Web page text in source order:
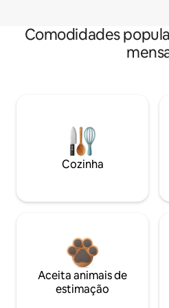
Comodidades
Cozinha
Aceita animais de
estimação